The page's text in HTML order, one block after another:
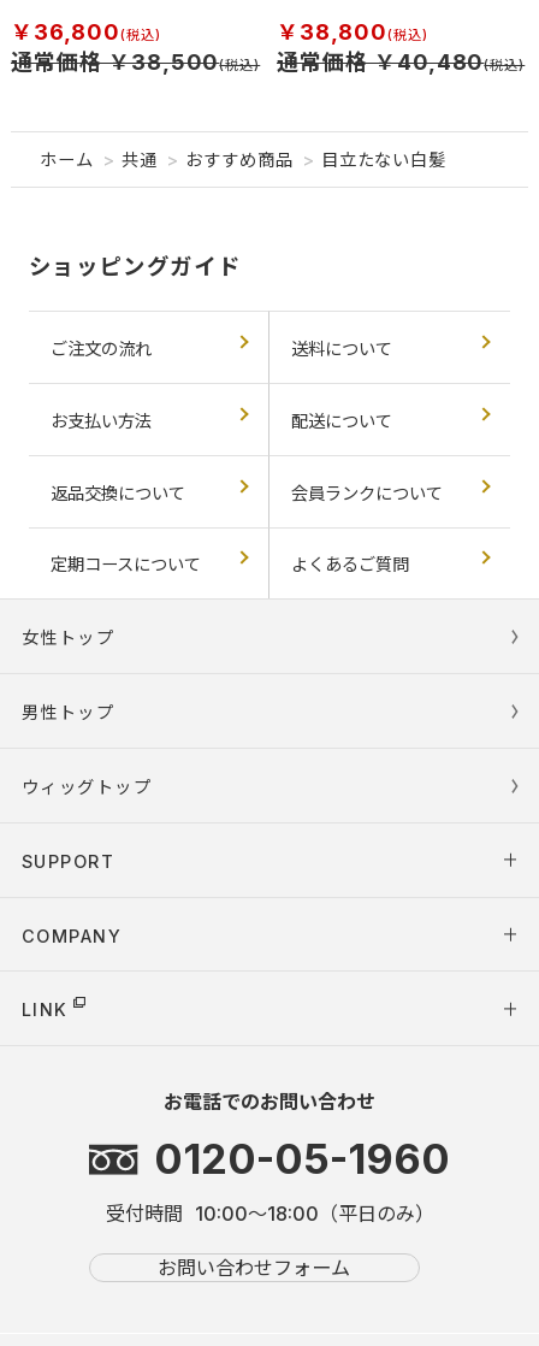
￥36,800
通常価格 ￥38,500
￥38,800
通常価格 ￥40,480
ホーム > 共通 > おすすめ商品 > 目立たない白髪
ショッピングガイド
ご注文の流れ 送料について
お支払い方法 配送について
返品交換について 会員ランクについて
定期コースについて よくあるご質問
女性トップ
男性トップ
ウィッグトップ
SUPPORT
COMPANY
LINK
お電話でのお問い合わせ
0120-05-1960
受付時間 10:00～18:00（平日のみ）
お問い合わせフォーム